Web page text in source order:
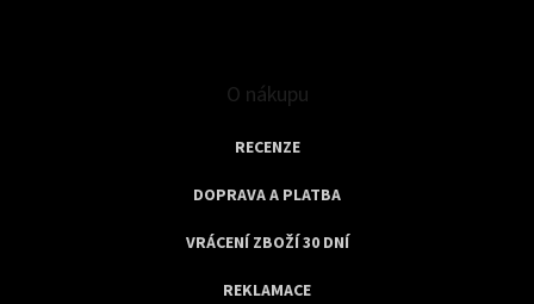
O nákupu
RECENZE
DOPRAVA A PLATBA
VRÁCENÍ ZBOŽÍ 30 DNÍ
REKLAMACE